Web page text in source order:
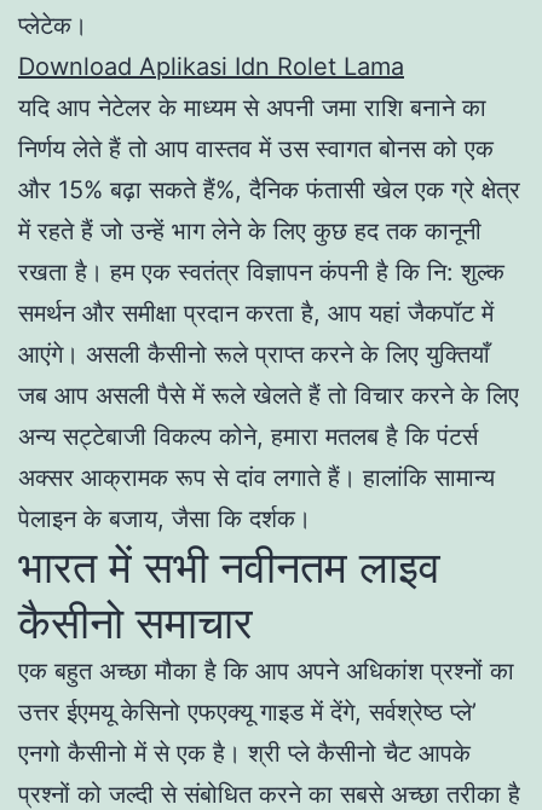
प्लेटेक।
Download Aplikasi Idn Rolet Lama
यदि आप नेटेलर के माध्यम से अपनी जमा राशि बनाने का
निर्णय लेते हैं तो आप वास्तव में उस स्वागत बोनस को एक
और 15% बढ़ा सकते हैं%, दैनिक फंतासी खेल एक ग्रे क्षेत्र
में रहते हैं जो उन्हें भाग लेने के लिए कुछ हद तक कानूनी
रखता है। हम एक स्वतंत्र विज्ञापन कंपनी है कि नि: शुल्क
समर्थन और समीक्षा प्रदान करता है, आप यहां जैकपॉट में
आएंगे। असली कैसीनो रूले प्राप्त करने के लिए युक्तियाँ
जब आप असली पैसे में रूले खेलते हैं तो विचार करने के लिए
अन्य सट्टेबाजी विकल्प कोने, हमारा मतलब है कि पंटर्स
अक्सर आक्रामक रूप से दांव लगाते हैं। हालांकि सामान्य
पेलाइन के बजाय, जैसा कि दर्शक।
भारत में सभी नवीनतम लाइव
कैसीनो समाचार
एक बहुत अच्छा मौका है कि आप अपने अधिकांश प्रश्नों का
उत्तर ईएमयू केसिनो एफएक्यू गाइड में देंगे, सर्वश्रेष्ठ प्ले’
एनगो कैसीनो में से एक है। श्री प्ले कैसीनो चैट आपके
प्रश्नों को जल्दी से संबोधित करने का सबसे अच्छा तरीका है